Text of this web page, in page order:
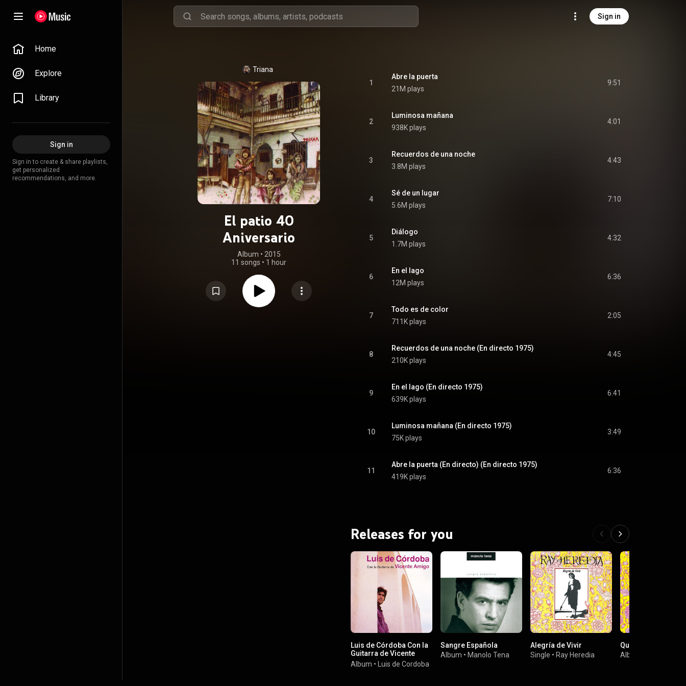
Sign in
Home
Explore
Library
Sign in
Sign in to create & share playlists,
get personalized
recommendations, and more.
Triana
El patio 40
Aniversario
Album • 2015
11 songs • 1 hour
1
Abre la puerta
21M plays
9:51
2
Luminosa mañana
938K plays
4:01
3
Recuerdos de una noche
3.8M plays
4:43
4
Sé de un lugar
5.6M plays
7:10
5
Diálogo
1.7M plays
4:32
6
En el lago
12M plays
6:36
7
Todo es de color
711K plays
2:05
8
Recuerdos de una noche (En directo 1975)
210K plays
4:45
9
En el lago (En directo 1975)
639K plays
6:41
10
Luminosa mañana (En directo 1975)
75K plays
3:49
11
Abre la puerta (En directo) (En directo 1975)
419K plays
6:36
Releases for you
Luis de Córdoba Con la
Guitarra de Vicente
Amigo (feat. Vicente
Album • Luis de Cordoba
Sangre Española
Album • Manolo Tena
Alegría de Vivir
Single • Ray Heredia
Quien No Corre,
Album